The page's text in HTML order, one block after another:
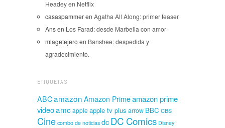
Headey en Netflix
casaspammeren Agatha All Along: primer teaser
Ansen Los Farad: desde Marbella con amor
mlagetejero en Banshee: despedida y
agradecimiento.
ETIQUETAS
ABCamazon Amazon Primeamazon prime
videoamcapple apple tv plus arrow BBC CBS
Cine combo de noticias dcDC Comics Disney